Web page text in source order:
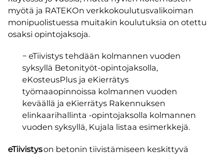
myötä ja RATEKOn verkkokoulutusvalikoiman
monipuolistuessa muitakin koulutuksia on otettu
osaksi opintojaksoja.
− eTiivistys tehdään kolmannen vuoden
syksyllä Betonityöt-opintojaksolla,
eKosteusPlus ja eKierrätys
työmaaopinnoissa kolmannen vuoden
keväällä ja eKierrätys Rakennuksen
elinkaarihallinta -opintojaksolla kolmannen
vuoden syksyllä​, Kujala listaa esimerkkejä.
eTiivistyson betonin tiivistämiseen keskittyvä